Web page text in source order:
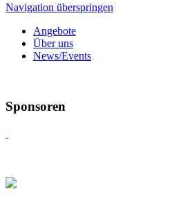
Navigation überspringen
Angebote
Über uns
News/Events
Sponsoren